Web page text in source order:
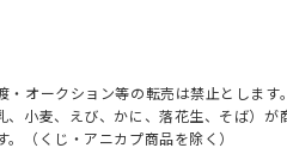
オークション等の転売は禁止とします。
小麦、えび、かに、落花生、そば）
（くじ・アニカプ商品を除く）